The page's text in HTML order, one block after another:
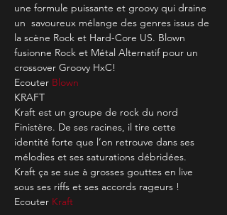
une formule puissante et groovy qui draine
un  savoureux mélange des genres issus de
la scène Rock et Hard-Core US. Blown
fusionne Rock et Métal Alternatif pour un
crossover Groovy HxC!
Ecouter Blown
KRAFT
Kraft est un groupe de rock du nord
Finistère. De ses racines, il tire cette
identité forte que l’on retrouve dans ses
mélodies et ses saturations débridées.
Kraft ça se sue à grosses gouttes en live
sous ses riffs et ses accords rageurs !
Ecouter Kraft